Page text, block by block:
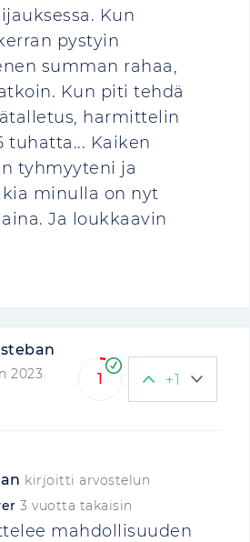
Kun
pystyin
summan rahaa,
Kun piti tehdä
harmittelin
tuhatta... Kaiken
tyhmyyteni ja
minulla on nyt
Ja loukkaavin
2023
1 +1
kirjoitti arvostelun
3 vuotta takaisin
mahdollisuuden